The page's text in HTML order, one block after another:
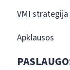
VMI strategija
Apklausos